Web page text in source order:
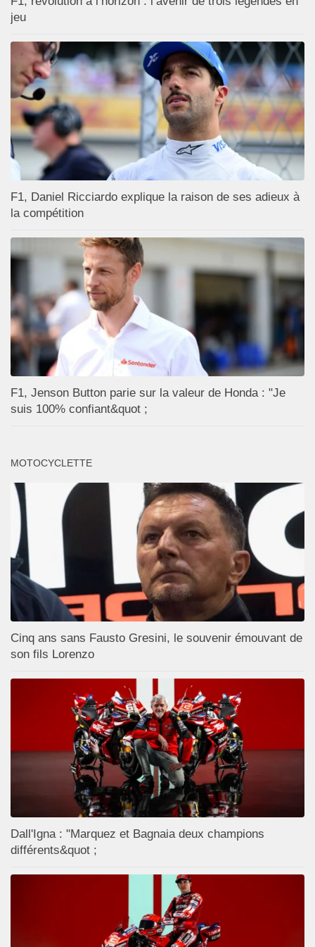
jeu
F1, Daniel Ricciardo explique la raison de ses adieux à
la compétition
F1, Jenson Button parie sur la valeur de Honda : "Je
suis 100% confiant&quot ;
MOTOCYCLETTE
Cinq ans sans Fausto Gresini, le souvenir émouvant de
son fils Lorenzo
Dall'Igna : "Marquez et Bagnaia deux champions
différents&quot ;